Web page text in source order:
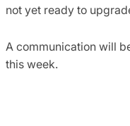
not yet ready to
A communication will
this week.